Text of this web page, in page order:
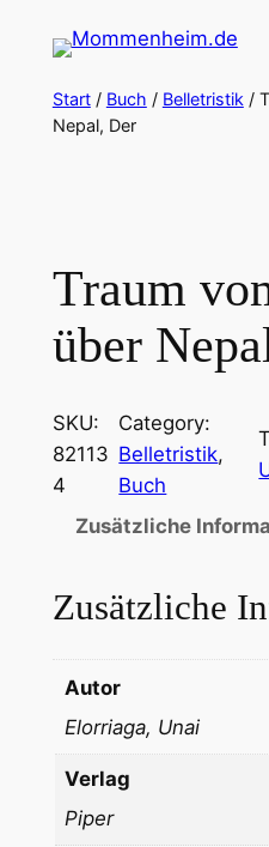
Inhalt
springen
Start/ Buch / Belletristik /
Nepal, Der
Traum
über
SKU:
82113
4
Category:
Belletristik
Buch
Zusätzliche
Zusätzliche
Autor
Elorriaga, Unai
Verlag
Piper